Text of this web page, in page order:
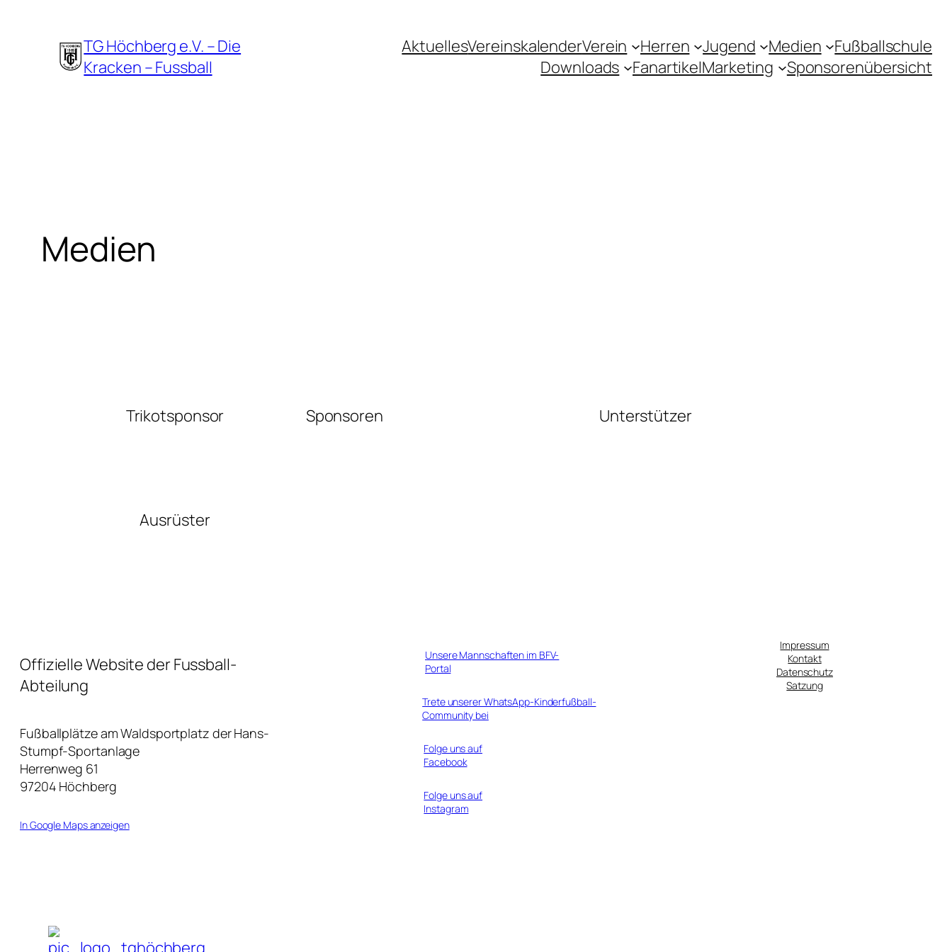
springen
TG Höchberg e.V. – Die
Kracken – Fussball
AktuellesVereinskalenderVerein Herren Jugend Medien
Fußballschule
Downloads
FanartikelMarketing Sponsorenübersicht
Medien
Trikotsponsor
Ausrüster
Sponsoren Unterstützer
Offizielle Website der Fussball-
Abteilung
Fußballplätze am Waldsportplatz der Hans-
Stumpf-Sportanlage
Herrenweg 61
97204 Höchberg
In Google Maps anzeigen
Unsere Mannschaften im BFV-
Portal
Trete unserer WhatsApp-Kinderfußball-
Community bei
Folge uns auf
Facebook
Folge uns auf
Instagram
Impressum
Kontakt
Datenschutz
Satzung